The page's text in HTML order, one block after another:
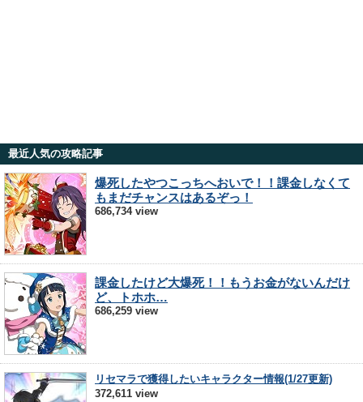
最近人気の攻略記事
爆死したやつこっちへおいで！！課金しなくて
もまだチャンスはあるぞっ！
686,734 view
課金したけど大爆死！！もうお金がないんだけ
ど、トホホ…
686,259 view
リセマラで獲得したいキャラクター情報(1/27更新)
372,611 view